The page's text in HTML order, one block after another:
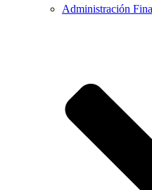
Administración